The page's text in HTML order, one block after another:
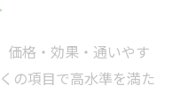
価格・効果・通いやす
の項目で高水準を満た